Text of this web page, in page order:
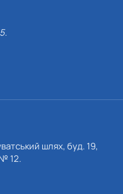
шлях, буд. 19,
12.